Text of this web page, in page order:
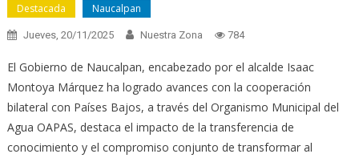
Destacada Naucalpan
Jueves, 20/11/2025 Nuestra Zona 784
El Gobierno de Naucalpan, encabezado por el alcalde Isaac
Montoya Márquez ha logrado avances con la cooperación
bilateral con Países Bajos, a través del Organismo Municipal del
Agua OAPAS, destaca el impacto de la transferencia de
conocimiento y el compromiso conjunto de transformar al